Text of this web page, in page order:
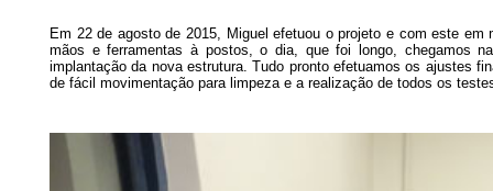
Em 22 de agosto de 2015, Miguel efetuou o projeto e com este
mãos e ferramentas à postos, o dia, que foi longo, chegamos
implantação da nova estrutura. Tudo pronto efetuamos os ajustes
de fácil movimentação para limpeza e a realização de todos os